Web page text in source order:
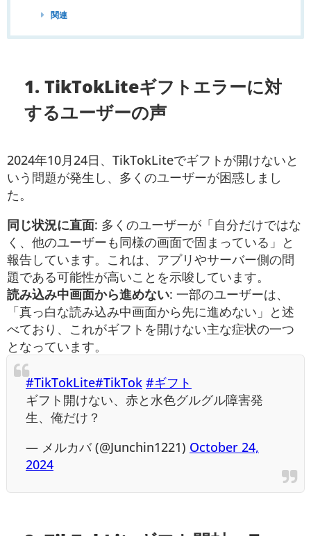
関連
1. TikTokLiteギフトエラーに対
するユーザーの声
2024年10月24日、TikTokLiteでギフトが開けないと
いう問題が発生し、多くのユーザーが困惑しまし
た。
同じ状況に直面: 多くのユーザーが「自分だけではな
く、他のユーザーも同様の画面で固まっている」と
報告しています。これは、アプリやサーバー側の問
題である可能性が高いことを示唆しています。
読み込み中画面から進めない: 一部のユーザーは、
「真っ白な読み込み中画面から先に進めない」と述
べており、これがギフトを開けない主な症状の一つ
となっています。
#TikTokLite#TikTok #ギフト
ギフト開けない、赤と水色グルグル障害発
生、俺だけ？
— メルカバ (@Junchin1221) October 24,
2024